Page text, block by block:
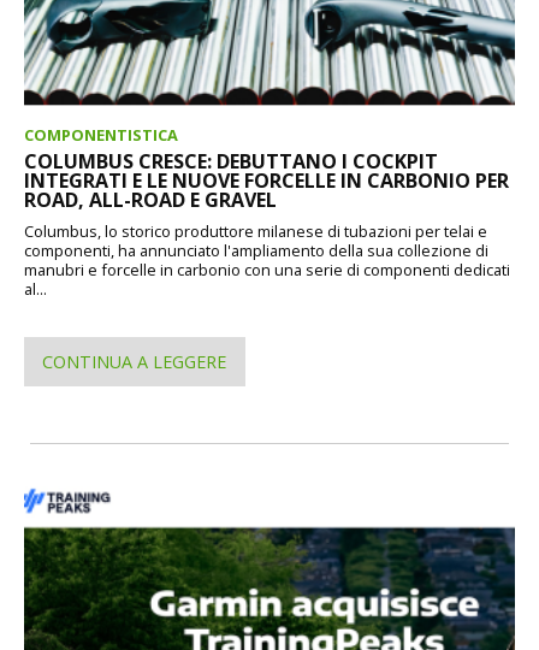
COMPONENTISTICA
COLUMBUS CRESCE: DEBUTTANO I COCKPIT
INTEGRATI E LE NUOVE FORCELLE IN CARBONIO PER
ROAD, ALL-ROAD E GRAVEL
Columbus, lo storico produttore milanese di tubazioni per telai e
componenti, ha annunciato l'ampliamento della sua collezione di
manubri e forcelle in carbonio con una serie di componenti dedicati
al...
CONTINUA A LEGGERE